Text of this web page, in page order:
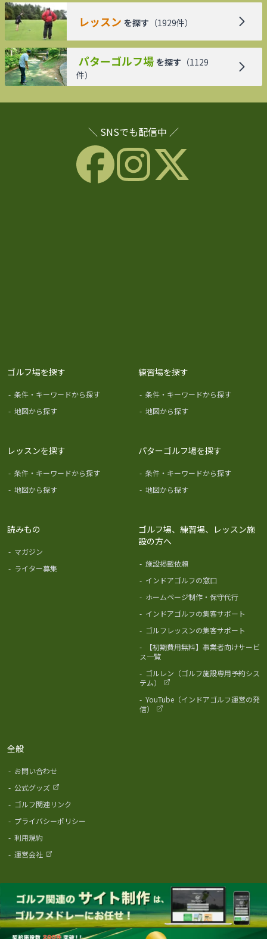
レッスン を探す （1929件）
パターゴルフ場 を探す （1129
件）
＼ SNSでも配信中 ／
ゴルフ場を探す
- 条件・キーワードから探す
- 地図から探す
練習場を探す
- 条件・キーワードから探す
- 地図から探す
レッスンを探す
- 条件・キーワードから探す
- 地図から探す
パターゴルフ場を探す
- 条件・キーワードから探す
- 地図から探す
読みもの
- マガジン
- ライター募集
ゴルフ場、練習場、レッスン施
設の方へ
- 施設掲載依頼
- インドアゴルフの窓口
- ホームページ制作・保守代行
- インドアゴルフの集客サポート
- ゴルフレッスンの集客サポート
-
【初期費用無料】事業者向けサービ
ス一覧
- ゴルレン（ゴルフ施設専用予約シス
テム）
- YouTube（インドアゴルフ運営の発
信）
全般
- お問い合わせ
- 公式グッズ
- ゴルフ関連リンク
- プライバシーポリシー
- 利用規約
- 運営会社